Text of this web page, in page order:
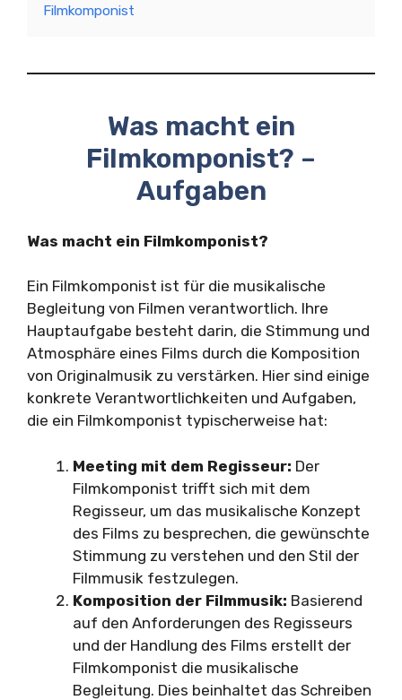
Filmkomponist
Was macht ein
Filmkomponist? –
Aufgaben
Was macht ein Filmkomponist?
Ein Filmkomponist ist für die musikalische
Begleitung von Filmen verantwortlich. Ihre
Hauptaufgabe besteht darin, die Stimmung und
Atmosphäre eines Films durch die Komposition
von Originalmusik zu verstärken. Hier sind einige
konkrete Verantwortlichkeiten und Aufgaben,
die ein Filmkomponist typischerweise hat:
Meeting mit dem Regisseur: Der
Filmkomponist trifft sich mit dem
Regisseur, um das musikalische Konzept
des Films zu besprechen, die gewünschte
Stimmung zu verstehen und den Stil der
Filmmusik festzulegen.
Komposition der Filmmusik: Basierend
auf den Anforderungen des Regisseurs
und der Handlung des Films erstellt der
Filmkomponist die musikalische
Begleitung. Dies beinhaltet das Schreiben